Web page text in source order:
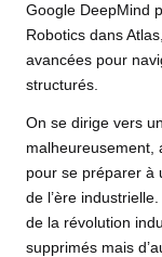
Google DeepMind
Robotics dans
avancées pour
structurés.
On se dirige vers
malheureusement,
pour se préparer à
de l’ère
de la révolution
supprimés mais